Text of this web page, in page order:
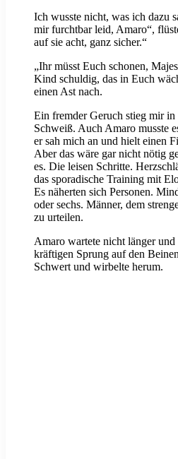
Ich wusste nicht, was ich dazu
mir furchtbar leid, Amaro“,
auf sie acht, ganz sicher.“
„Ihr müsst Euch schonen,
Kind schuldig, das in Euch
einen Ast nach.
Ein fremder Geruch stieg mir in
Schweiß. Auch Amaro musste
er sah mich an und hielt einen
Aber das wäre gar nicht nötig
es. Die leisen Schritte.
das sporadische Training mit
Es näherten sich Personen.
oder sechs. Männer, dem
zu urteilen.
Amaro wartete nicht länger
kräftigen Sprung auf den
Schwert und wirbelte herum.